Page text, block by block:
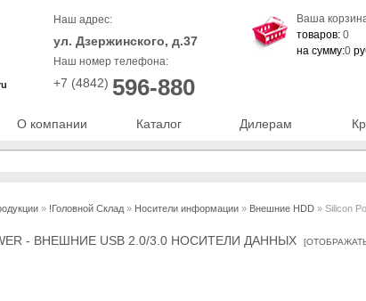
О компании Каталог Дилерам
Наш адрес:
ул. Дзержинского, д.37
Наш номер телефона:
+7 (4842) 596-880
Ваша
товаров: 0
на сумму:0
» !Головной Склад » Носители информации » Внешние HDD » Silicon
- ВНЕШНИЕ USB 2.0/3.0 НОСИТЕЛИ ДАННЫХ [